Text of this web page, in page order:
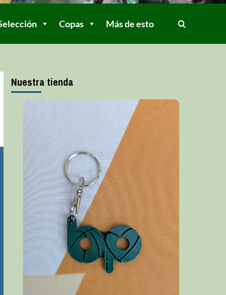
Copas Más de esto
Nuestra tienda